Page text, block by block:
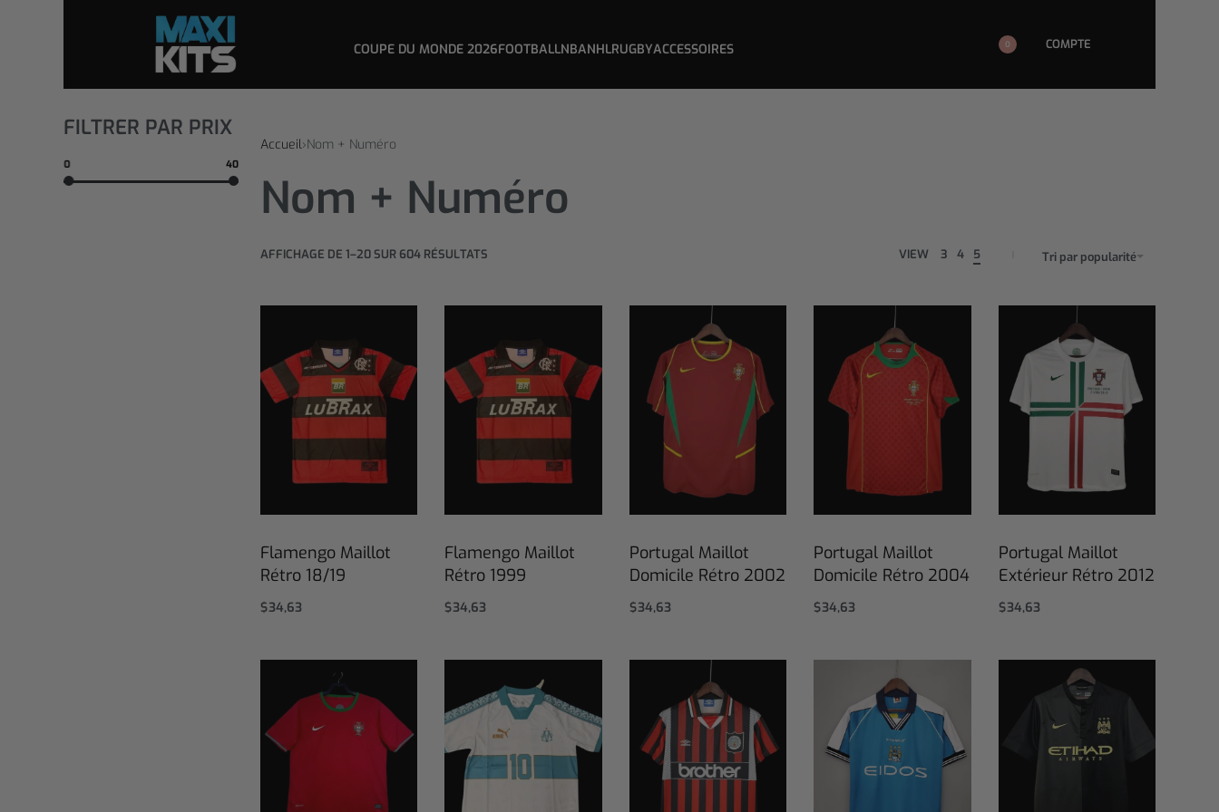
COUPE DU MONDE 2026FOOTBALLNBANHLRUGBYACCESSOIRES 0 COMPTE
FILTRER PAR PRIX
0 40
Accueil›Nom + Numéro
Nom + Numéro
AFFICHAGE DE 1–20 SUR 604 RÉSULTATS VIEW 3 4 5 Tri par popularité
Flamengo Maillot
Rétro 18/19
$34,63
Flamengo Maillot
Rétro 1999
$34,63
Portugal Maillot
Domicile Rétro 2002
$34,63
Portugal Maillot
Domicile Rétro 2004
$34,63
Portugal Maillot
Extérieur Rétro 2012
$34,63